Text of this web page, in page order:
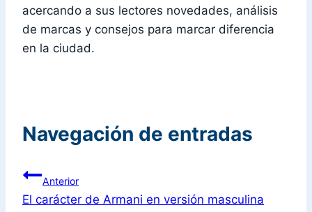
acercando a sus lectores novedades, análisis
de marcas y consejos para marcar diferencia
en la ciudad.
Navegación de entradas
Anterior
El carácter de Armani en versión masculina